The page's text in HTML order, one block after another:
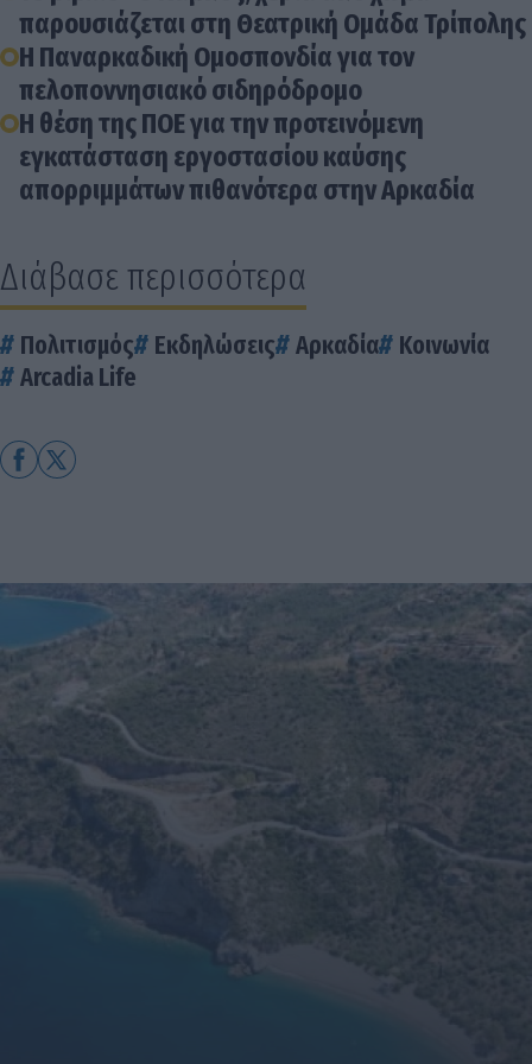
παρουσιάζεται στη Θεατρική Ομάδα Τρίπολης
Η Παναρκαδική Ομοσπονδία για τον
πελοποννησιακό σιδηρόδρομο
Η θέση της ΠΟΕ για την προτεινόμενη
εγκατάσταση εργοστασίου καύσης
απορριμμάτων πιθανότερα στην Αρκαδία
Διάβασε περισσότερα
Πολιτισμός Εκδηλώσεις Αρκαδία
Κοινωνία
Arcadia Life